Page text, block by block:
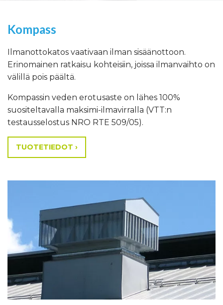
Kompass
Ilmanottokatos vaativaan ilman sisäänottoon.
Erinomainen ratkaisu kohteisiin, joissa ilmanvaihto on
välillä pois päältä.
Kompassin veden erotusaste on lähes 100%
suositeltavalla maksimi-ilmavirralla (VTT:n
testausselostus NRO RTE 509/05).
TUOTETIEDOT ›